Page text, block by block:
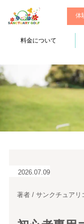
体
料金について
2026.07.09
著者 / サンクチュアリ